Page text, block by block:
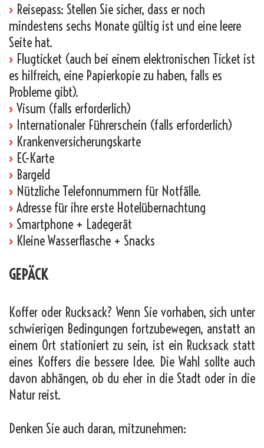
› Reisepass: Stellen Sie sicher, dass er noch
mindestens sechs Monate gültig ist und eine leere
Seite hat.
› Flugticket (auch bei einem elektronischen Ticket ist
es hilfreich, eine Papierkopie zu haben, falls es
Probleme gibt).
› Visum (falls erforderlich)
› Internationaler Führerschein (falls erforderlich)
› Krankenversicherungskarte
› EC-Karte
› Bargeld
› Nützliche Telefonnummern für Notfälle.
› Adresse für ihre erste Hotelübernachtung
› Smartphone + Ladegerät
› Kleine Wasserflasche + Snacks
GEPÄCK
Koffer oder Rucksack? Wenn Sie vorhaben, sich unter
schwierigen Bedingungen fortzubewegen, anstatt an
einem Ort stationiert zu sein, ist ein Rucksack statt
eines Koffers die bessere Idee. Die Wahl sollte auch
davon abhängen, ob du eher in die Stadt oder in die
Natur reist.
Denken Sie auch daran, mitzunehmen: